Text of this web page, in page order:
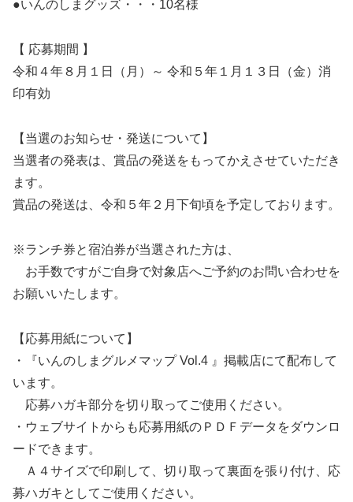
●いんのしまグッズ・・・10名様
【 応募期間 】
令和４年８月１日（月）～ 令和５年１月１３日（金）消
印有効
【当選のお知らせ・発送について】
当選者の発表は、賞品の発送をもってかえさせていただき
ます。
賞品の発送は、令和５年２月下旬頃を予定しております。
※ランチ券と宿泊券が当選された方は、
お手数ですがご自身で対象店へご予約のお問い合わせを
お願いいたします。
【応募用紙について】
・『いんのしまグルメマップ Vol.4 』掲載店にて配布して
います。
応募ハガキ部分を切り取ってご使用ください。
・ウェブサイトからも応募用紙のＰＤＦデータをダウンロ
ードできます。
Ａ４サイズで印刷して、切り取って裏面を張り付け、応
募ハガキとしてご使用ください。